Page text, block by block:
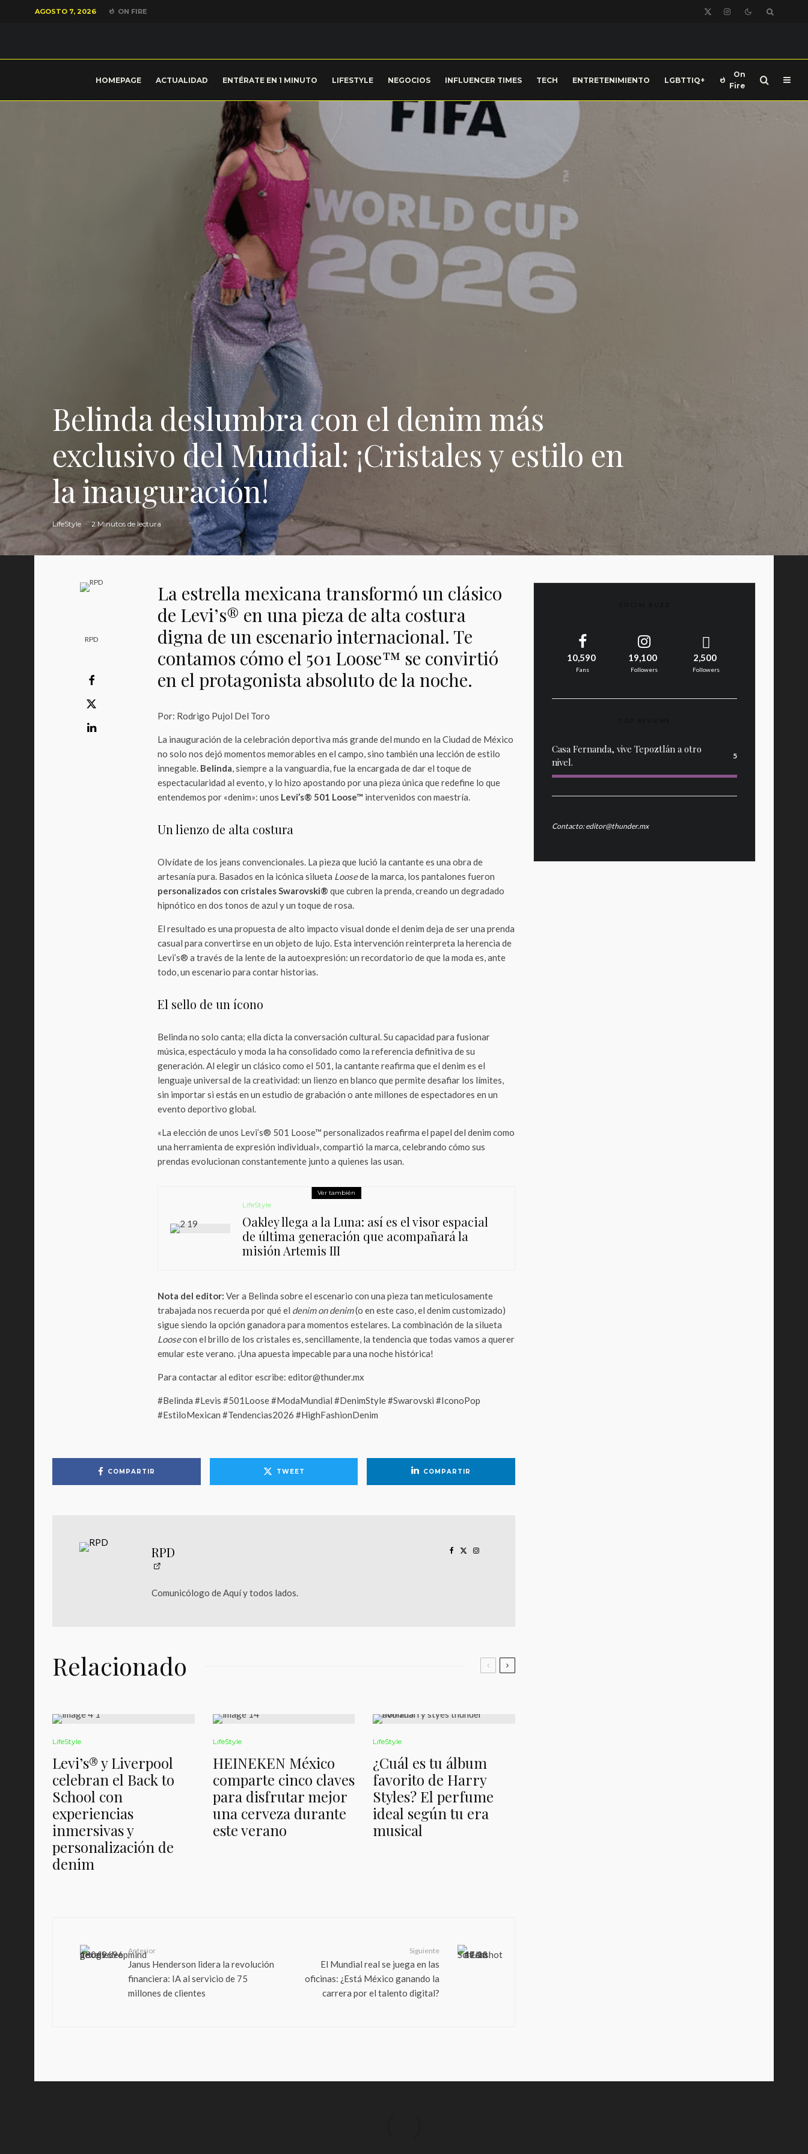
AGOSTO 7, 2026 ON FIRE
HOMEPAGE ACTUALIDAD ENTÉRATE EN 1 MINUTO LIFESTYLE NEGOCIOS INFLUENCER TIMES TECH ENTRETENIMIENTO LGBTTIQ+
On
Fire
Belinda deslumbra con el denim más
exclusivo del Mundial: ¡Cristales y estilo en
la inauguración!
LifeStyle · 2 Minutos de lectura
RPD
La estrella mexicana transformó un clásico
de Levi’s® en una pieza de alta costura
digna de un escenario internacional. Te
contamos cómo el 501 Loose™ se convirtió
en el protagonista absoluto de la noche.
Por: Rodrigo Pujol Del Toro
La inauguración de la celebración deportiva más grande del mundo en la Ciudad de México
no solo nos dejó momentos memorables en el campo, sino también una lección de estilo
innegable. Belinda, siempre a la vanguardia, fue la encargada de dar el toque de
espectacularidad al evento, y lo hizo apostando por una pieza única que redefine lo que
entendemos por «denim»: unos Levi’s® 501 Loose™ intervenidos con maestría.
Un lienzo de alta costura
Olvídate de los jeans convencionales. La pieza que lució la cantante es una obra de
artesanía pura. Basados en la icónica silueta Loosede la marca, los pantalones fueron
personalizados con cristales Swarovski® que cubren la prenda, creando un degradado
hipnótico en dos tonos de azul y un toque de rosa.
El resultado es una propuesta de alto impacto visual donde el denim deja de ser una prenda
casual para convertirse en un objeto de lujo. Esta intervención reinterpreta la herencia de
Levi’s® a través de la lente de la autoexpresión: un recordatorio de que la moda es, ante
todo, un escenario para contar historias.
El sello de un ícono
Belinda no solo canta; ella dicta la conversación cultural. Su capacidad para fusionar
música, espectáculo y moda la ha consolidado como la referencia definitiva de su
generación. Al elegir un clásico como el 501, la cantante reafirma que el denim es el
lenguaje universal de la creatividad: un lienzo en blanco que permite desafiar los límites,
sin importar si estás en un estudio de grabación o ante millones de espectadores en un
evento deportivo global.
«La elección de unos Levi’s® 501 Loose™ personalizados reafirma el papel del denim como
una herramienta de expresión individual», compartió la marca, celebrando cómo sus
prendas evolucionan constantemente junto a quienes las usan.
Ver también
LifeStyle
Oakley llega a la Luna: así es el visor espacial
de última generación que acompañará la
misión Artemis III
Nota del editor: Ver a Belinda sobre el escenario con una pieza tan meticulosamente
trabajada nos recuerda por qué el denim on denim(o en este caso, el denim customizado)
sigue siendo la opción ganadora para momentos estelares. La combinación de la silueta
Loosecon el brillo de los cristales es, sencillamente, la tendencia que todas vamos a querer
emular este verano. ¡Una apuesta impecable para una noche histórica!
Para contactar al editor escribe: editor@thunder.mx
#Belinda #Levis #501Loose #ModaMundial #DenimStyle #Swarovski #IconoPop
#EstiloMexican #Tendencias2026 #HighFashionDenim
COMPARTIR TWEET COMPARTIR
RPD
Comunicólogo de Aquí y todos lados.
Relacionado
LifeStyle
Levi’s® y Liverpool
celebran el Back to
School con
experiencias
inmersivas y
personalización de
denim
LifeStyle
HEINEKEN México
comparte cinco claves
para disfrutar mejor
una cerveza durante
este verano
LifeStyle
¿Cuál es tu álbum
favorito de Harry
Styles? El perfume
ideal según tu era
musical
Anterior
Janus Henderson lidera la revolución
financiera: IA al servicio de 75
millones de clientes
Siguiente
El Mundial real se juega en las
oficinas: ¿Está México ganando la
carrera por el talento digital?
10,590
Fans
19,100
Followers
2,500
Followers
Casa Fernanda, vive Tepoztlán a otro
nivel.
5
Contacto: editor@thunder.mx